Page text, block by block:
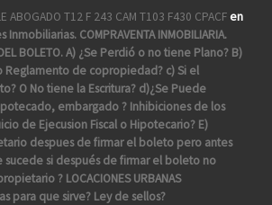
ABOGADO T12 F 243 CAM T103 F430 CPACFen
COMPRAVENTA INMOBILIARIA.
DEL BOLETO. A) ¿Se Perdió o no tiene Plano? B)
Reglamento de copropiedad? c) Si el
O No tiene la Escritura? d)¿Se Puede
embargado ? Inhibiciones de los
de Ejecusion Fiscal o Hipotecario? E)
despues de firmar el boleto pero antes
sucede si después de firmar el boleto no
? LOCACIONES URBANAS
para que sirve? Ley de sellos?